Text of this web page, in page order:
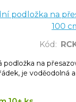
podložka na
100
Kód :
podložka na
je voděodolná